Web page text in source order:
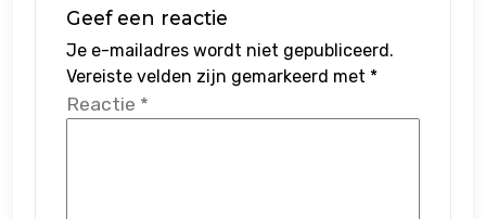
Geef een reactie
Je e-mailadres wordt niet gepubliceerd.
Vereiste velden zijn gemarkeerd met *
Reactie *